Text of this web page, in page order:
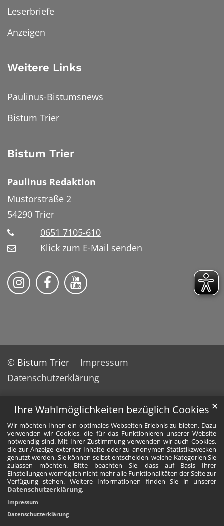
Ihre Wahlmöglichkeiten bezüglich Cookies
Wir möchten Ihnen ein optimales Webseiten-Erlebnis zu bieten. Dazu
verwenden wir Cookies, die für das Funktionieren unserer Website
notwendig sind. Mit Ihrer Zustimmung verwenden wir auch Cookies,
die zur Anzeige externer Inhalte oder zu anonymen Statistikzwecken
genutzt werden. Sie können selbst entscheiden, welche Kategorien Sie
zulassen möchten. Bitte beachten Sie, dass auf Basis Ihrer
Einstellungen womöglich nicht mehr alle Funktionalitäten der Seite zur
Verfügung stehen. Weitere Informationen finden Sie in unserer
Datenschutzerklärung.
✕
Impressum
Datenschutzerklärung
Leserbriefe
Anzeigen
Weitere Links
Paulinus-Bistumsnews
Bistum Trier
Bistum Trier
Paulinus Redaktion
Mustorstraße 2
54290 Trier
0651 7105-610
Klick zum E-Mail senden
Bistum Trier auf Instragram
Bistum Trier auf Facebook
Bistum Trier auf YouTube
© Bistum Trier
Impressum
Datenschutzerklärung